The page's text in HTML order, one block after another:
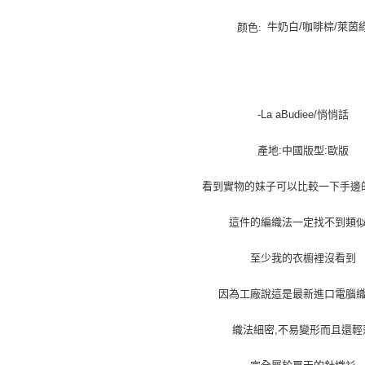
颜色: 牛奶白/咖啡棕/萊茵
-La aBudiee/悄悄話
產地:中國版型:歐版
看到實物的妹子可以比較一下手邊
這件的編織法一定找不到類
至少我的衣櫥裡沒看到
因為工廠說這是最新進口電腦
織法細密,不易變形而且還輕